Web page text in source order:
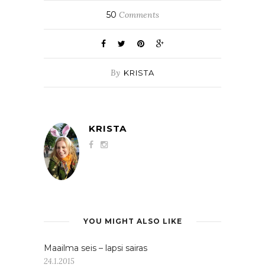
50 Comments
By KRISTA
KRISTA
YOU MIGHT ALSO LIKE
Maailma seis – lapsi sairas
24.1.2015